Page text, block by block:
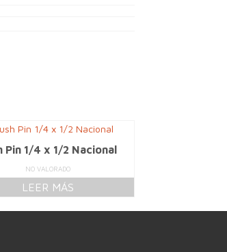
Pin 1/4 x 1/2 Nacional
NO VALORADO
LEER MÁS